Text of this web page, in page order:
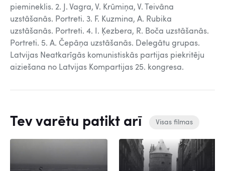
piemineklis. 2. J. Vagra, V. Krūmiņa, V. Teivāna
uzstāšanās. Portreti. 3. F. Kuzmina, A. Rubika
uzstāšanās. Portreti. 4. I. Ķezbera, R. Boča uzstāšanās.
Portreti. 5. A. Čepāņa uzstāšanās. Delegātu grupas.
Latvijas Neatkarīgās komunistiskās partijas piekritēju
aiziešana no Latvijas Kompartijas 25. kongresa.
Tev varētu patikt arī Visas filmas